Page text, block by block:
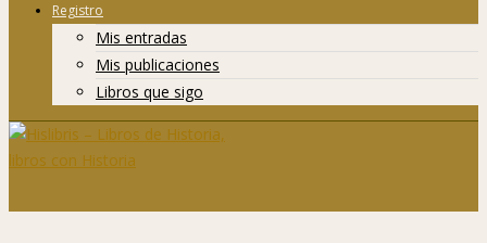
Registro
Mis entradas
Mis publicaciones
Libros que sigo